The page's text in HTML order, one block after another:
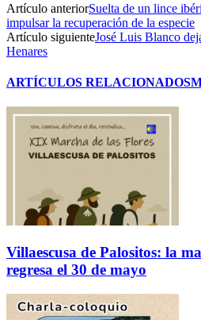
Artículo anteriorSuelta de un lince
impulsar la recuperación de la especie
Artículo siguienteJosé Luis Blanco
Henares
ARTÍCULOS RELACIONADOS
Villaescusa de Palositos: la
regresa el 30 de mayo